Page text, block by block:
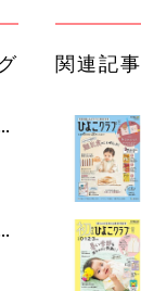
関連記事